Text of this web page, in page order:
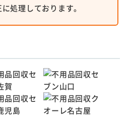
処理しております。